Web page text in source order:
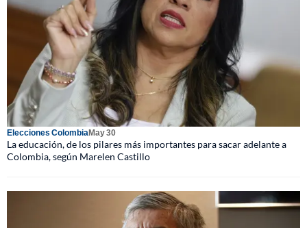
Elecciones ColombiaMay 30
La educación, de los pilares más importantes para sacar adelante a
Colombia, según Marelen Castillo